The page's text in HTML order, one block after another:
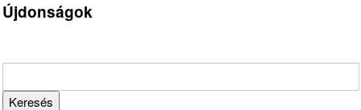
Újdonságok